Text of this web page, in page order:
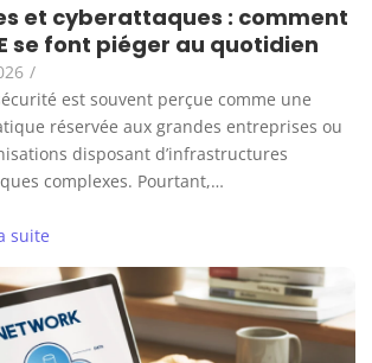
et cyberattaques : comment
se font piéger au quotidien
/
est souvent perçue comme une
réservée aux grandes entreprises ou
disposant d’infrastructures
complexes. Pourtant,…
suite